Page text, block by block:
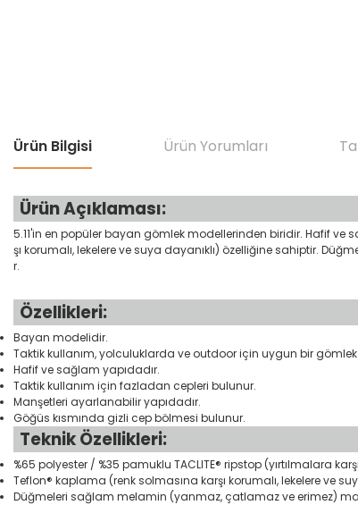
Ürün Bilgisi Ürün Yorumları
Ürün Açıklaması:
5.11'in en popüler bayan gömlek modellerinden biridir. Hafif ve
şı korumalı, lekelere ve suya dayanıklı) özelliğine sahiptir.
r.
Özellikleri:
Bayan modelidir.
Taktik kullanım, yolculuklarda ve outdoor için uygun bir
Hafif ve sağlam yapıdadır.
Taktik kullanım için fazladan cepleri bulunur.
Manşetleri ayarlanabilir yapıdadır.
Göğüs kısmında gizli cep bölmesi bulunur.
Teknik Özellikleri:
%65 polyester / %35 pamuklu TACLITE® ripstop (yırtılmalara
Teflon® kaplama (renk solmasına karşı korumalı, lekelere ve
Düğmeleri sağlam melamin (yanmaz, çatlamaz ve erimez)